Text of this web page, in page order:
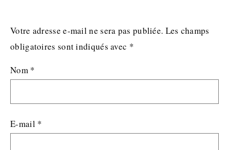
Votre adresse e-mail ne sera pas publiée. Les champs
obligatoires sont indiqués avec *
Nom *
E-mail *